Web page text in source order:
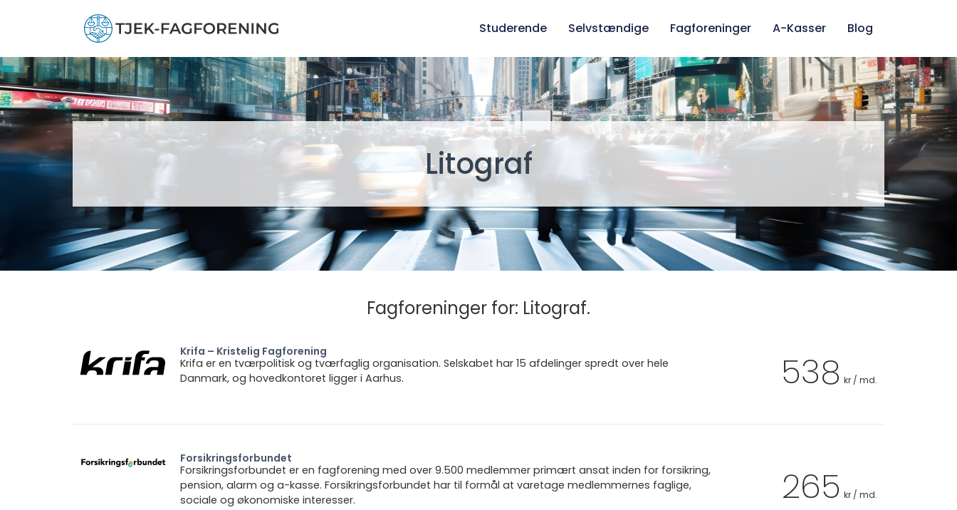
Studerende Selvstændige Fagforeninger A-Kasser Blog
Litograf
Fagforeninger for: Litograf.
Krifa – Kristelig Fagforening
Krifa er en tværpolitisk og tværfaglig organisation. Selskabet har 15 afdelinger spredt over hele
Danmark, og hovedkontoret ligger i Aarhus.
538 kr / md.
Forsikringsforbundet
Forsikringsforbundet er en fagforening med over 9.500 medlemmer primært ansat inden for forsikring,
pension, alarm og a-kasse. Forsikringsforbundet har til formål at varetage medlemmernes faglige,
sociale og økonomiske interesser.
265 kr / md.